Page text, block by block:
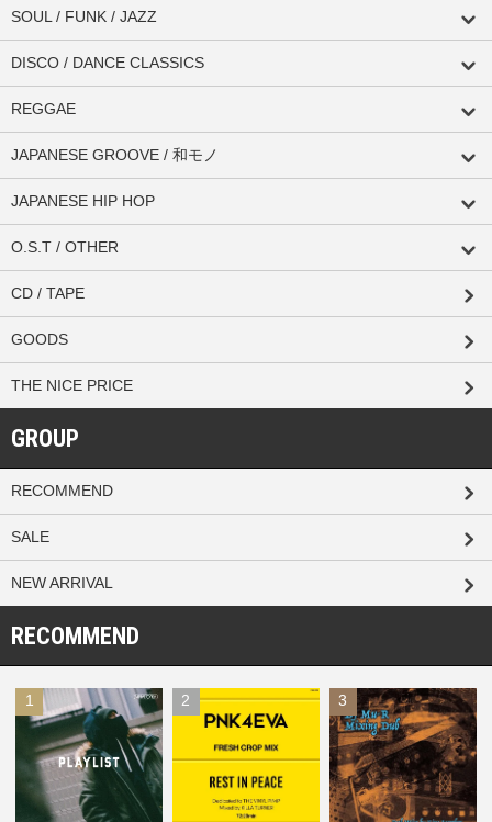
SOUL / FUNK / JAZZ
DISCO / DANCE CLASSICS
REGGAE
JAPANESE GROOVE / 和モノ
JAPANESE HIP HOP
O.S.T / OTHER
CD / TAPE
GOODS
THE NICE PRICE
GROUP
RECOMMEND
SALE
NEW ARRIVAL
RECOMMEND
1 2 3